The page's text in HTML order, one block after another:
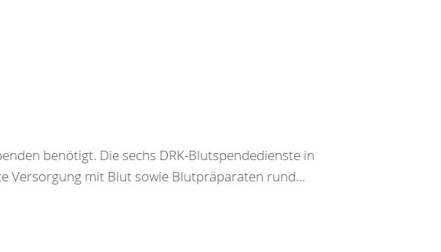
benötigt. Die sechs DRK-Blutspendedienste in
Versorgung mit Blut sowie Blutpräparaten rund...